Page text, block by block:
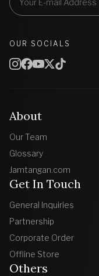
About
Our Team
Glossary
Jamtangan.com
Get In Touch
General Inquiries
Partnership
Corporate Order
Offline Store
Others
OUR SOCIALS